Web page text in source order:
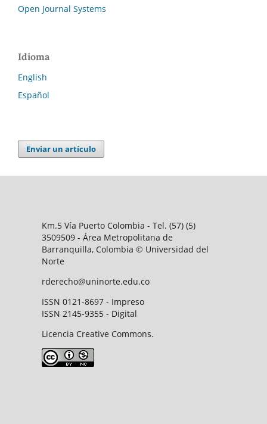
Open Journal Systems
Idioma
English
Español
Enviar un artículo
Km.5 Vía Puerto Colombia - Tel. (57) (5)
3509509 - Área Metropolitana de
Barranquilla, Colombia © Universidad del
Norte
rderecho@uninorte.edu.co
ISSN 0121-8697 - Impreso
ISSN 2145-9355 - Digital
Licencia Creative Commons.